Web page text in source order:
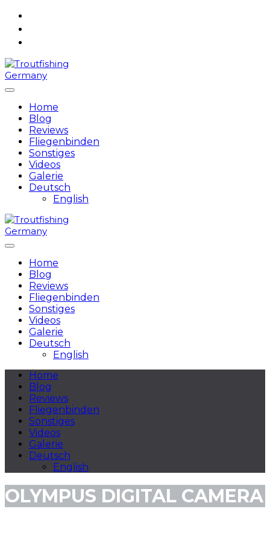
Skip
Home
Blog
Reviews
Fliegenbinden
Sonstiges
Videos
Galerie
Deutsch
English
Home
Blog
Reviews
Fliegenbinden
Sonstiges
Videos
Galerie
Deutsch
English
Home
Blog
Reviews
Fliegenbinden
Sonstiges
Videos
Galerie
Deutsch
English
OLYMPUS DIGITAL CAMERA